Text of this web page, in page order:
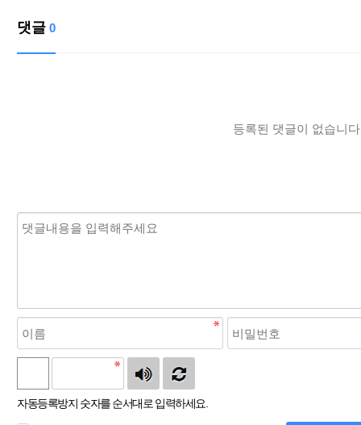
댓글 0
등록된 댓글이 없습니
자동등록방지 숫자를 순서대로 입력하세요.